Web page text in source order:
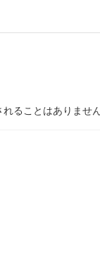
ることはありません